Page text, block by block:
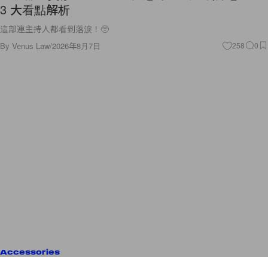
3 大看點解析
這部連主持人都看到落淚！🥺
By Venus Law/2026年8月7日 258 0
Accessories